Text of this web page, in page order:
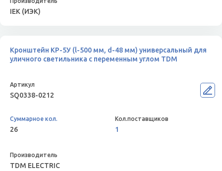
IEK (ИЭК)
Кронштейн КР-5У (l-500 мм, d-48 мм) универсальный для
уличного светильника с переменным углом TDM
SQ0338-0212
26 1
TDM ELECTRIC